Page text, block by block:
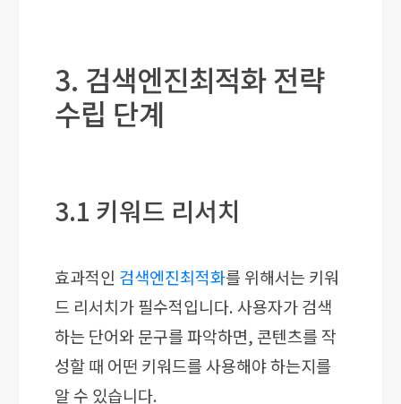
3. 검색엔진최적화 전략
수립 단계
3.1 키워드 리서치
효과적인 검색엔진최적화를 위해서는 키워
드 리서치가 필수적입니다. 사용자가 검색
하는 단어와 문구를 파악하면, 콘텐츠를 작
성할 때 어떤 키워드를 사용해야 하는지를
알 수 있습니다.